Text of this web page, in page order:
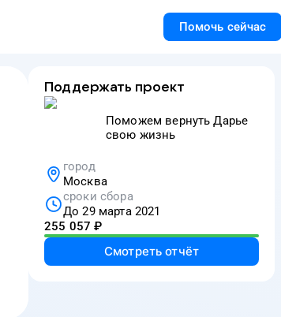
Помочь сейчас
Поддержать проект
Поможем вернуть Дарье
свою жизнь
город
Москва
сроки сбора
До 29 марта 2021
255 057 ₽
Смотреть отчёт